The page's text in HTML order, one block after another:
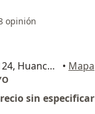
opinión
Av. Daniel Alcides Carrion 1124, Huancayo • Mapa
sin especificar